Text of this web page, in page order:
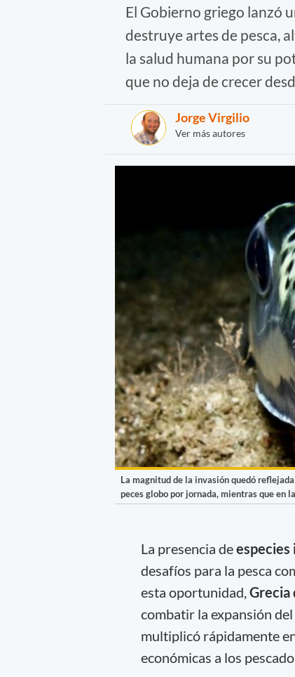
El Gobierno griego lanzó
destruye artes de pesca,
la salud humana por su
que no deja de crecer
Jorge Virgilio
Ver más autores
La magnitud de la invasión quedó
peces globo por jornada, mientras que en
La presencia deespecies
desafíos para la pesca
esta oportunidad, Grecia
combatir la expansión del
multiplicó rápidamente
económicas a los